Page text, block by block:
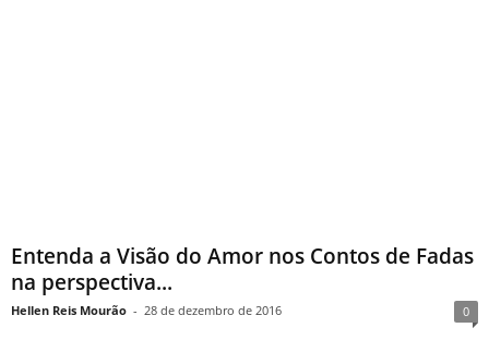
Entenda a Visão do Amor nos Contos de Fadas
na perspectiva...
Hellen Reis Mourão - 28 de dezembro de 2016 0